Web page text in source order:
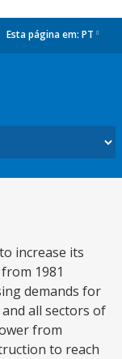
Esta página em: PT
increase its
1981
demands for
all sectors of
from
to reach